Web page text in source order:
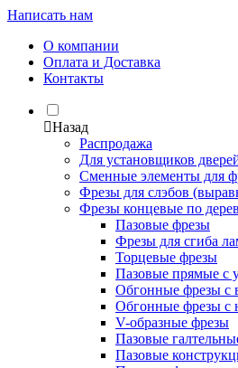
Написать нам
О компании
Оплата и Доставка
Контакты
Назад
Распродажа
Для установщиков
Сменные элементы для
Фрезы для слэбов
Фрезы концевые по
Пазовые фрезы
Фрезы для сгиба
Торцевые фрезы
Пазовые прямые с
Обгонные фрезы с
Обгонные фрезы
V-образные фрезы
Пазовые
Пазовые